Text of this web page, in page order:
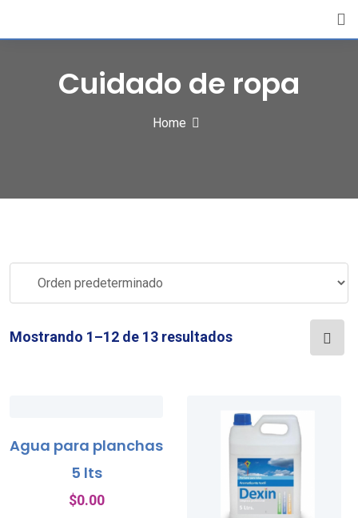
Cuidado de ropa
Home
Mostrando 1–12 de 13 resultados
Agua para planchas
5 lts
$0.00